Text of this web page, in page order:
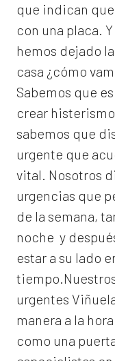
que indican
con una placa.
hemos dejado
casa ¿cómo
Sabemos que
crear
sabemos que
urgente que
vital. Nosotros
urgencias que
de la semana,
noche y
estar a su lado
urgentes
manera a la
como una